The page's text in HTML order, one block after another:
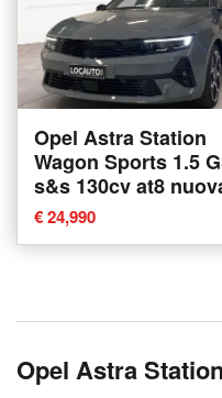
Opel Astra Station
Wagon Sports 1.5
s&s 130cv at8
Torino
€ 24,990
Opel Astra